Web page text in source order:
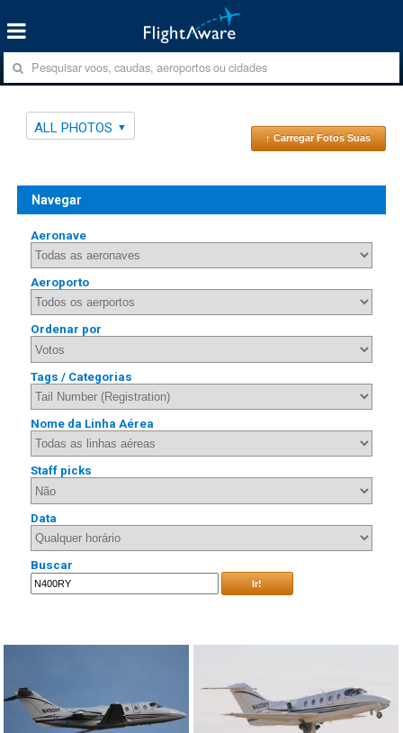
ALL PHOTOS
↑ Carregar Fotos Suas
Navegar
Aeronave
Aeroporto
Ordenar por
Tags / Categorias
Nome da Linha Aérea
Staff picks
Data
Buscar
Ir!